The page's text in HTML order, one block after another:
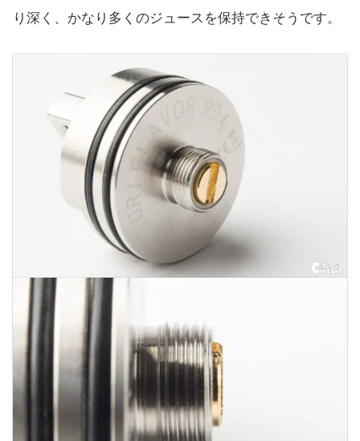
り深く、かなり多くのジュースを保持できそうです。